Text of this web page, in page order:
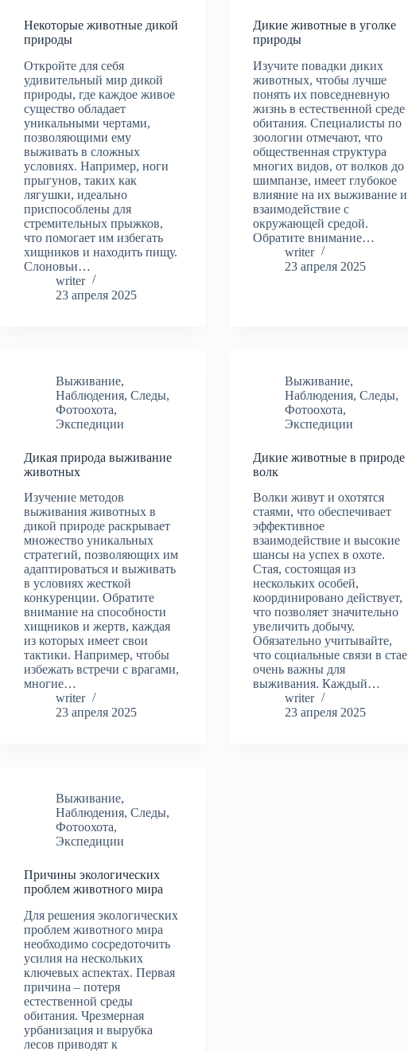
Некоторые животные дикой
природы
Откройте для себя
удивительный мир дикой
природы, где каждое живое
существо обладает
уникальными чертами,
позволяющими ему
выживать в сложных
условиях. Например, ноги
прыгунов, таких как
лягушки, идеально
приспособлены для
стремительных прыжков,
что помогает им избегать
хищников и находить пищу.
Слоновьи…
writer
23 апреля 2025
Дикие животные в уголке
природы
Изучите повадки диких
животных, чтобы лучше
понять их повседневную
жизнь в естественной среде
обитания. Специалисты по
зоологии отмечают, что
общественная структура
многих видов, от волков до
шимпанзе, имеет глубокое
влияние на их выживание и
взаимодействие с
окружающей средой.
Обратите внимание…
writer
23 апреля 2025
Выживание,
Наблюдения, Следы,
Фотоохота,
Экспедиции
Дикая природа выживание
животных
Изучение методов
выживания животных в
дикой природе раскрывает
множество уникальных
стратегий, позволяющих им
адаптироваться и выживать
в условиях жесткой
конкуренции. Обратите
внимание на способности
хищников и жертв, каждая
из которых имеет свои
тактики. Например, чтобы
избежать встречи с врагами,
многие…
writer
23 апреля 2025
Выживание,
Наблюдения,Следы,
Фотоохота,
Экспедиции
Дикие животные в природе
волк
Волки живут и охотятся
стаями, что обеспечивает
эффективное
взаимодействие и высокие
шансы на успех в охоте.
Стая, состоящая из
нескольких особей,
координировано действует,
что позволяет значительно
увеличить добычу.
Обязательно учитывайте,
что социальные связи в стае
очень важны для
выживания. Каждый…
writer
23 апреля 2025
Выживание,
Наблюдения, Следы,
Фотоохота,
Экспедиции
Причины экологических
проблем животного мира
Для решения экологических
проблем животного мира
необходимо сосредоточить
усилия на нескольких
ключевых аспектах. Первая
причина – потеря
естественной среды
обитания. Чрезмерная
урбанизация и вырубка
лесов приводят к